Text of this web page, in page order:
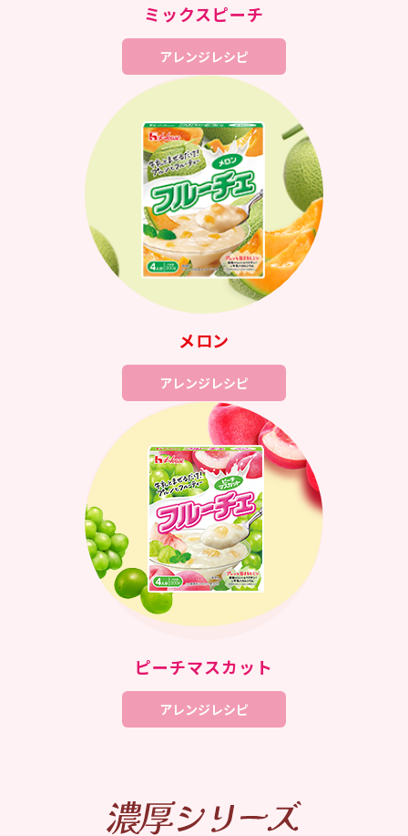
ミックスピーチ
アレンジレシピ
メロン
アレンジレシピ
ピーチマスカット
アレンジレシピ